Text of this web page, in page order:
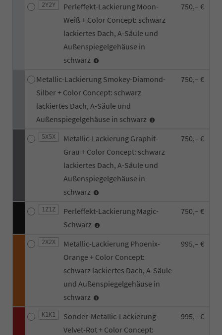
2Y2Y
Perleffekt-Lackierung Moon-
Weiß + Color Concept: schwarz
lackiertes Dach, A-Säule und
Außenspiegelgehäuse in
schwarz
750,– €
Metallic-Lackierung Smokey-Diamond-
Silber + Color Concept: schwarz
lackiertes Dach, A-Säule und
Außenspiegelgehäuse in schwarz
750,– €
5X5X
Metallic-Lackierung Graphit-
Grau + Color Concept: schwarz
lackiertes Dach, A-Säule und
Außenspiegelgehäuse in
schwarz
750,– €
1Z1Z
Perleffekt-Lackierung Magic-
Schwarz
750,– €
2X2X
Metallic-Lackierung Phoenix-
Orange + Color Concept:
schwarz lackiertes Dach, A-Säule
und Außenspiegelgehäuse in
schwarz
995,– €
K1K1
Sonder-Metallic-Lackierung
Velvet-Rot + Color Concept:
995,– €